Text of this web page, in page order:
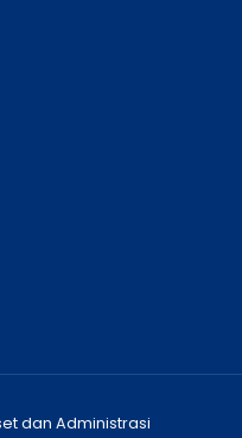
dan Administrasi